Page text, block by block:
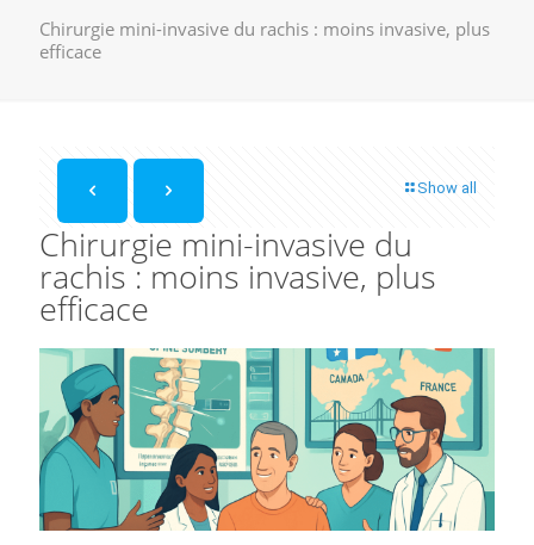
Chirurgie mini-invasive du rachis : moins invasive, plus
efficace
Show all
Chirurgie mini-invasive du
rachis : moins invasive, plus
efficace